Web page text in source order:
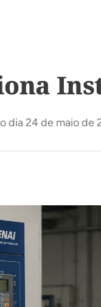
dia 24 de maio de